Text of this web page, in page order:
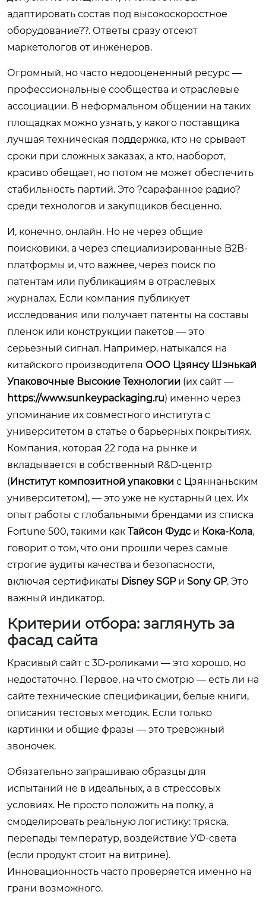
адаптировать состав под высокоскоростное
оборудование??. Ответы сразу отсеют
маркетологов от инженеров.
Огромный, но часто недооцененный ресурс —
профессиональные сообщества и отраслевые
ассоциации. В неформальном общении на таких
площадках можно узнать, у какого поставщика
лучшая техническая поддержка, кто не срывает
сроки при сложных заказах, а кто, наоборот,
красиво обещает, но потом не может обеспечить
стабильность партий. Это ?сарафанное радио?
среди технологов и закупщиков бесценно.
И, конечно, онлайн. Но не через общие
поисковики, а через специализированные B2B-
платформы и, что важнее, через поиск по
патентам или публикациям в отраслевых
журналах. Если компания публикует
исследования или получает патенты на составы
пленок или конструкции пакетов — это
серьезный сигнал. Например, натыкался на
китайского производителя ООО Цзянсу Шэнькай
Упаковочные Высокие Технологии (их сайт —
https://www.sunkeypackaging.ru) именно через
упоминание их совместного института с
университетом в статье о барьерных покрытиях.
Компания, которая 22 года на рынке и
вкладывается в собственный R&D-центр
(Институт композитной упаковки с Цзяннаньским
университетом), — это уже не кустарный цех. Их
опыт работы с глобальными брендами из списка
Fortune 500, такими как Тайсон Фудс и Кока-Кола,
говорит о том, что они прошли через самые
строгие аудиты качества и безопасности,
включая сертификаты Disney SGPи Sony GP. Это
важный индикатор.
Критерии отбора: заглянуть за
фасад сайта
Красивый сайт с 3D-роликами — это хорошо, но
недостаточно. Первое, на что смотрю — есть ли на
сайте технические спецификации, белые книги,
описания тестовых методик. Если только
картинки и общие фразы — это тревожный
звоночек.
Обязательно запрашиваю образцы для
испытаний не в идеальных, а в стрессовых
условиях. Не просто положить на полку, а
смоделировать реальную логистику: тряска,
перепады температур, воздействие УФ-света
(если продукт стоит на витрине).
Инновационность часто проверяется именно на
грани возможного.